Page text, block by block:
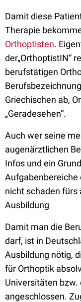
Damit diese
Therapie
Orthoptisten.
der„OrthoptistIN“
berufstätigen
Griechischen ab,
„Geradesehen“.
Auch wer seine
augenärztlichen
Infos und ein
Aufgabenbereiche
nicht schaden
Ausbildung
Damit man die
darf, ist in
Ausbildung nötig,
für Orthoptik
Universitäten
angeschlossen.